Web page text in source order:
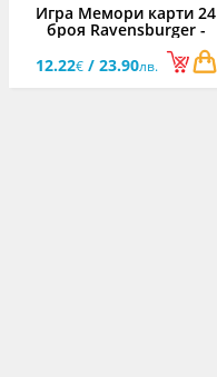
Игра Мемори карти 24
броя Ravensburger -
12.22€/ 23.90лв.